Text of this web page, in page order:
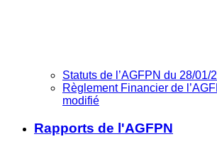
Statuts de l’AGFPN du 28/01/
Règlement Financier de
modifié
Rapports de l'AGFPN